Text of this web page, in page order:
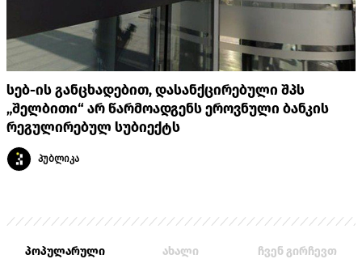
სებ-ის განცხადებით, დასანქცირებული შპს
„შელბითი“ არ წარმოადგენს ეროვნული ბანკის
რეგულირებულ სუბიექტს
პუბლიკა
პოპულარული ახალი ჩვენ გირჩევთ